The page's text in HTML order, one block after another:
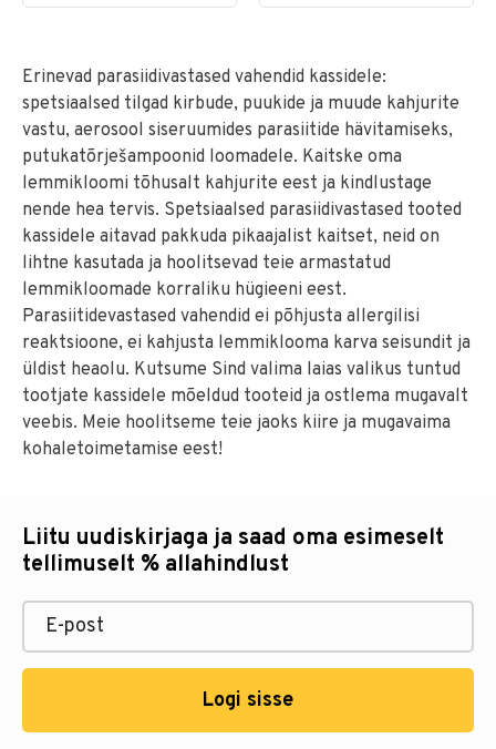
Erinevad parasiidivastased vahendid kassidele:
spetsiaalsed tilgad kirbude, puukide ja muude kahjurite
vastu, aerosool siseruumides parasiitide hävitamiseks,
putukatõrješampoonid loomadele. Kaitske oma
lemmikloomi tõhusalt kahjurite eest ja kindlustage
nende hea tervis. Spetsiaalsed parasiidivastased tooted
kassidele aitavad pakkuda pikaajalist kaitset, neid on
lihtne kasutada ja hoolitsevad teie armastatud
lemmikloomade korraliku hügieeni eest.
Parasiitidevastased vahendid ei põhjusta allergilisi
reaktsioone, ei kahjusta lemmiklooma karva seisundit ja
üldist heaolu. Kutsume Sind valima laias valikus tuntud
tootjate kassidele mõeldud tooteid ja ostlema mugavalt
veebis. Meie hoolitseme teie jaoks kiire ja mugavaima
kohaletoimetamise eest!
Liitu uudiskirjaga ja saad oma esimeselt
tellimuselt % allahindlust
Logi sisse